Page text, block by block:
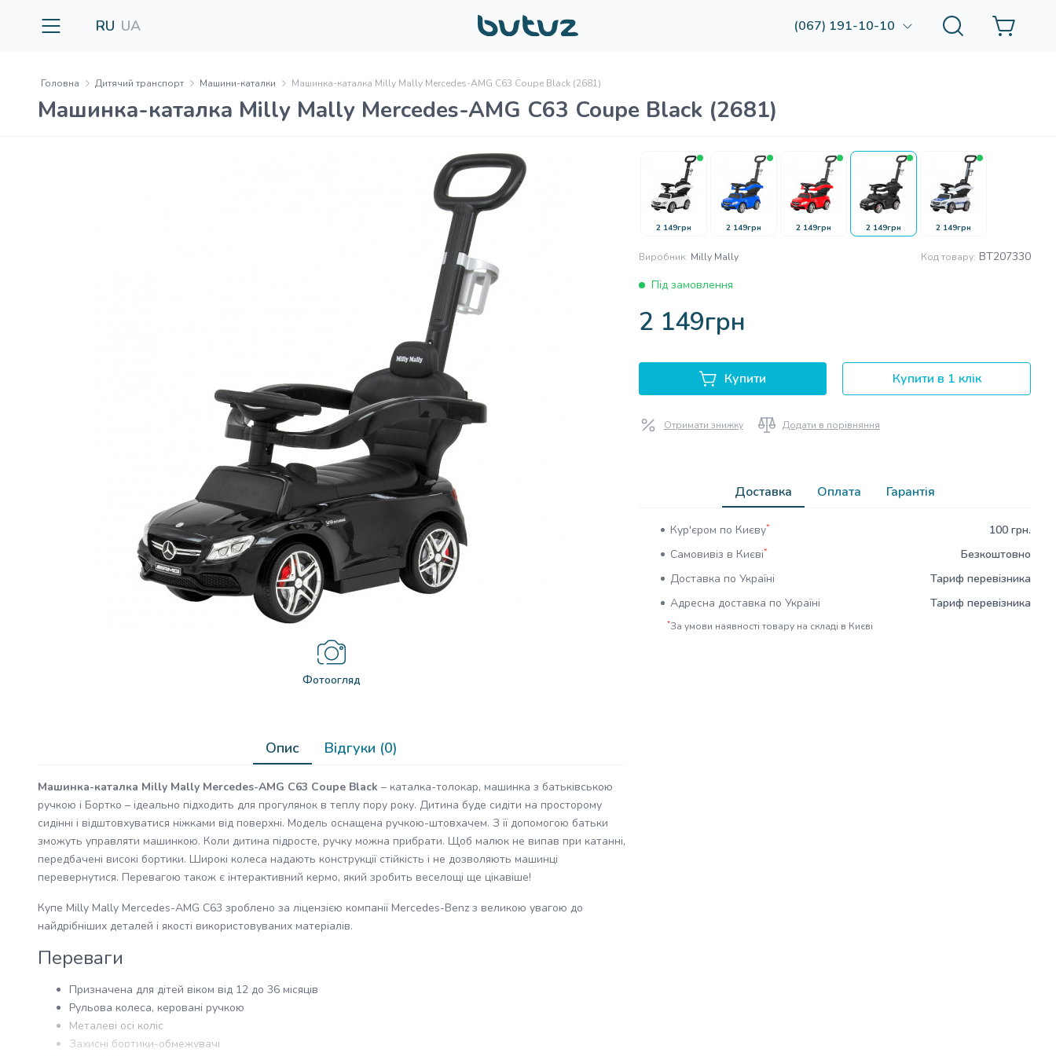
RU UA (067) 191-10-10
Головна Дитячий транспорт Машини-каталки Машинка-каталка Milly Mally Mercedes-AMG C63 Coupe Black (2681)
Машинка-каталка Milly Mally Mercedes-AMG C63 Coupe Black (2681)
Фотоогляд
2 149грн 2 149грн 2 149грн 2 149грн 2 149грн
Виробник: Milly Mally Код товару: BT207330
Під замовлення
2 149грн
Купити Купити в 1 клік
Отримати знижку Додати в порівняння
Доставка Оплата Гарантія
Кур'єром по Києву*
100 грн.
Самовивіз в Києві*
Безкоштовно
Доставка по Україні
Тариф перевізника
Адресна доставка по Україні
Тариф перевізника
*За умови наявності товару на складі в Києві
Опис Відгуки (0)
Машинка-каталка Milly Mally Mercedes-AMG C63 Coupe Black – каталка-толокар, машинка з батьківською
ручкою і Бортко – ідеально підходить для прогулянок в теплу пору року. Дитина буде сидіти на просторому
сидінні і відштовхуватися ніжками від поверхні. Модель оснащена ручкою-штовхачем. З її допомогою батьки
зможуть управляти машинкою. Коли дитина підросте, ручку можна прибрати. Щоб малюк не випав при катанні,
передбачені високі бортики. Широкі колеса надають конструкції стійкість і не дозволяють машинці
перевернутися. Перевагою також є інтерактивний кермо, який зробить веселощі ще цікавіше!
Купе Milly Mally Mercedes-AMG C63 зроблено за ліцензією компанії Mercedes-Benz з великою увагою до
найдрібніших деталей і якості використовуваних матеріалів.
Переваги
Призначена для дітей віком від 12 до 36 місяців
Рульова колеса, керовані ручкою
Металеві осі коліс
Захисні бортики-обмежувачі